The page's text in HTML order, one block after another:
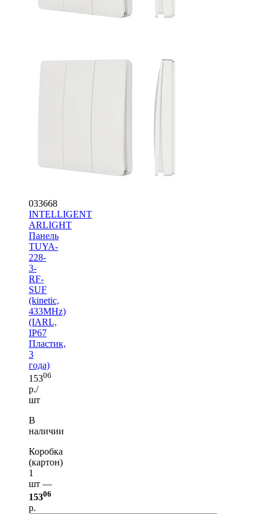
033668
INTELLIGENT
ARLIGHT
Панель
TUYA-
228-
3-
RF-
SUF
(kinetic,
433MHz)
(IARL,
IP67
Пластик,
3
года)
15306
р./
шт
В
наличии
Коробка
(картон)
1
шт —
15306
р.